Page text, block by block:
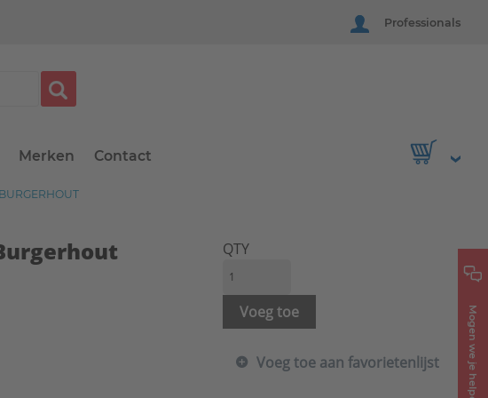
Professionals
Merken Contact
Mogen we je helpen?
QTY
Voeg toe
Voeg toe aan favorietenlijst